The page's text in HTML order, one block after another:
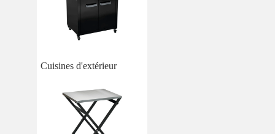
Cuisines d'extérieur